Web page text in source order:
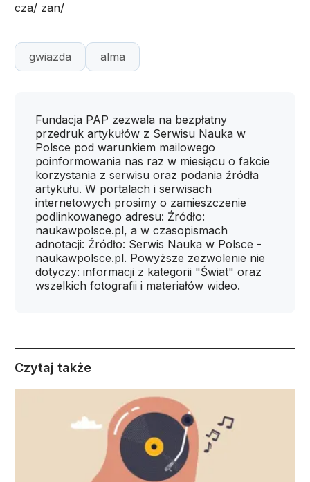
cza/ zan/
gwiazda alma
Fundacja PAP zezwala na bezpłatny
przedruk artykułów z Serwisu Nauka w
Polsce pod warunkiem mailowego
poinformowania nas raz w miesiącu o fakcie
korzystania z serwisu oraz podania źródła
artykułu. W portalach i serwisach
internetowych prosimy o zamieszczenie
podlinkowanego adresu: Źródło:
naukawpolsce.pl, a w czasopismach
adnotacji: Źródło: Serwis Nauka w Polsce -
naukawpolsce.pl. Powyższe zezwolenie nie
dotyczy: informacji z kategorii "Świat" oraz
wszelkich fotografii i materiałów wideo.
Czytaj także